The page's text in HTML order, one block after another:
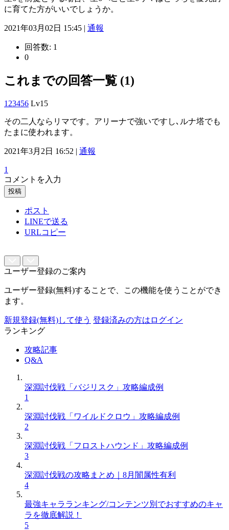
に育てた方がいいでしょうか。
2021年03月02日 15:45 | 通報
回答数: 1
0
これまでの回答一覧 (1)
123456 Lv15
その二人ならリマです。アリーナで強いですし､ルナ塔でも
たまに使われます。
2021年3月2日 16:52 | 通報
1
コメントを入力
投稿
ポスト
LINEで送る
URLコピー
ユーザー登録のご案内
ユーザー登録(無料)することで、この機能を使うことができ
ます。
新規登録(無料)して使う 登録済みの方はログイン
ランキング
攻略記事
Q&A
深淵討伐戦「バジリスク」攻略編成例
1
深淵討伐戦「ワイルドクロウ」攻略編成例
2
深淵討伐戦「フロストハウンド」攻略編成例
3
深淵討伐戦の攻略まとめ｜8月闇属性有利
4
最強キャラランキング/コンテンツ別でおすすめのキャ
ラを徹底解説！
5